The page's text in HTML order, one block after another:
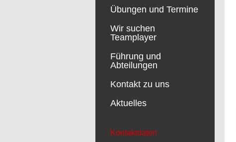
Übungen und Termine
Wir suchen
Teamplayer
Führung und
Abteilungen
Kontakt zu uns
Aktuelles
Kontaktdaten